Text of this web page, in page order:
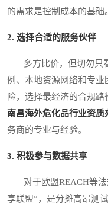
的需求是控制成本的基础。
2. 选择合适的服务伙伴
多方比价，但切勿只
例、本地资源网络和专业
险，选择最经济的合规路
南昌海外危化品行业资质
务商的专业与经验。
3. 积极参与数据共享
对于欧盟REACH等法
享联盟”，是分摊高昂测